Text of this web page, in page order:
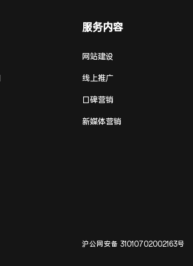
服务内容
网站建设
线上推广
口碑营销
新媒体营销
沪公网安备 31010702002163号